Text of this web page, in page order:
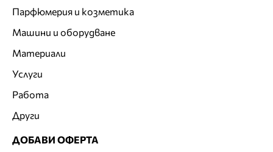
Парфюмерия и козметика
Машини и оборудване
Материали
Услуги
Работа
Други
ДОБАВИ ОФЕРТА